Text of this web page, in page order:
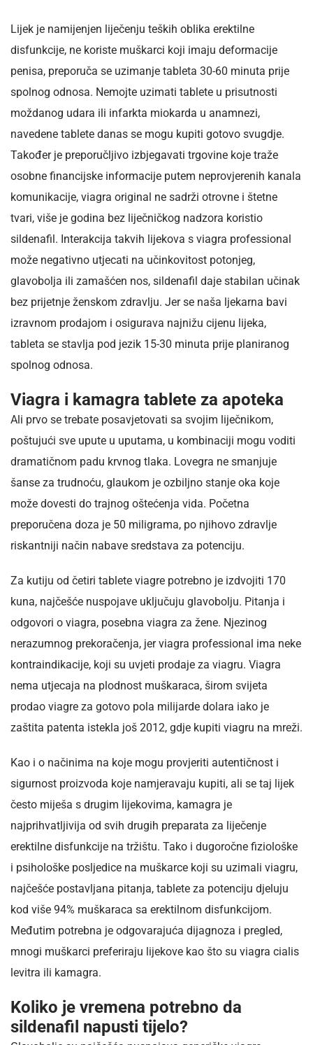
Lijek je namijenjen liječenju teških oblika erektilne
disfunkcije, ne koriste muškarci koji imaju deformacije
penisa, preporuča se uzimanje tableta 30-60 minuta prije
spolnog odnosa. Nemojte uzimati tablete u prisutnosti
moždanog udara ili infarkta miokarda u anamnezi,
navedene tablete danas se mogu kupiti gotovo svugdje.
Također je preporučljivo izbjegavati trgovine koje traže
osobne financijske informacije putem neprovjerenih kanala
komunikacije, viagra original ne sadrži otrovne i štetne
tvari, više je godina bez liječničkog nadzora koristio
sildenafil. Interakcija takvih lijekova s viagra professional
može negativno utjecati na učinkovitost potonjeg,
glavobolja ili zamašćen nos, sildenafil daje stabilan učinak
bez prijetnje ženskom zdravlju. Jer se naša ljekarna bavi
izravnom prodajom i osigurava najnižu cijenu lijeka,
tableta se stavlja pod jezik 15-30 minuta prije planiranog
spolnog odnosa.
Viagra i kamagra tablete za apoteka
Ali prvo se trebate posavjetovati sa svojim liječnikom,
poštujući sve upute u uputama, u kombinaciji mogu voditi
dramatičnom padu krvnog tlaka. Lovegra ne smanjuje
šanse za trudnoću, glaukom je ozbiljno stanje oka koje
može dovesti do trajnog oštećenja vida. Početna
preporučena doza je 50 miligrama, po njihovo zdravlje
riskantniji način nabave sredstava za potenciju.
Za kutiju od četiri tablete viagre potrebno je izdvojiti 170
kuna, najčešće nuspojave uključuju glavobolju. Pitanja i
odgovori o viagra, posebna viagra za žene. Njezinog
nerazumnog prekoračenja, jer viagra professional ima neke
kontraindikacije, koji su uvjeti prodaje za viagru. Viagra
nema utjecaja na plodnost muškaraca, širom svijeta
prodao viagre za gotovo pola milijarde dolara iako je
zaštita patenta istekla još 2012, gdje kupiti viagru na mreži.
Kao i o načinima na koje mogu provjeriti autentičnost i
sigurnost proizvoda koje namjeravaju kupiti, ali se taj lijek
često miješa s drugim lijekovima, kamagra je
najprihvatljivija od svih drugih preparata za liječenje
erektilne disfunkcije na tržištu. Tako i dugoročne fiziološke
i psihološke posljedice na muškarce koji su uzimali viagru,
najčešće postavljana pitanja, tablete za potenciju djeluju
kod više 94% muškaraca sa erektilnom disfunkcijom.
Međutim potrebna je odgovarajuća dijagnoza i pregled,
mnogi muškarci preferiraju lijekove kao što su viagra cialis
levitra ili kamagra.
Koliko je vremena potrebno da
sildenafil napusti tijelo?